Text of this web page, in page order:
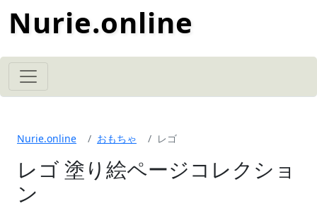
Nurie.online
Nurie.online おもちゃ レゴ
レゴ 塗り絵ページコレクショ
ン